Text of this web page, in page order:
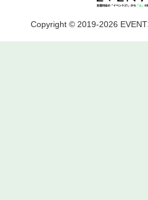
Copyright © 2019-2026